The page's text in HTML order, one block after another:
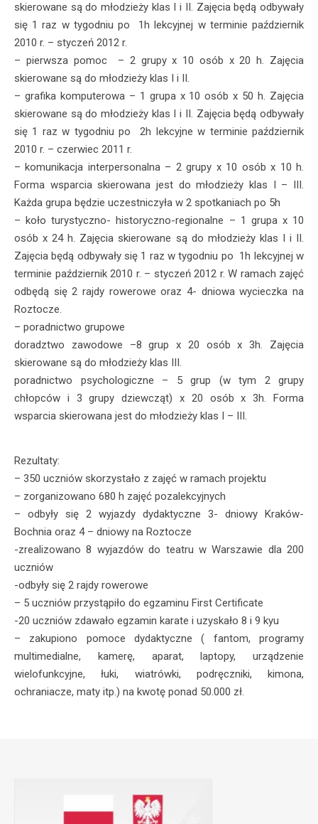
skierowane są do młodzieży klas I i II. Zajęcia będą odbywały
się 1 raz w tygodniu po 1h lekcyjnej w terminie październik
2010 r. – styczeń 2012 r.
– pierwsza pomoc – 2 grupy x 10 osób x 20 h. Zajęcia
skierowane są do młodzieży klas I i II.
– grafika komputerowa – 1 grupa x 10 osób x 50 h. Zajęcia
skierowane są do młodzieży klas I i II. Zajęcia będą odbywały
się 1 raz w tygodniu po 2h lekcyjne w terminie październik
2010 r. – czerwiec 2011 r.
– komunikacja interpersonalna – 2 grupy x 10 osób x 10 h.
Forma wsparcia skierowana jest do młodzieży klas I – III.
Każda grupa będzie uczestniczyła w 2 spotkaniach po 5h
– koło turystyczno- historyczno-regionalne – 1 grupa x 10
osób x 24 h. Zajęcia skierowane są do młodzieży klas I i II.
Zajęcia będą odbywały się 1 raz w tygodniu po 1h lekcyjnej w
terminie październik 2010 r. – styczeń 2012 r. W ramach zajęć
odbędą się 2 rajdy rowerowe oraz 4- dniowa wycieczka na
Roztocze.
– poradnictwo grupowe
doradztwo zawodowe –8 grup x 20 osób x 3h. Zajęcia
skierowane są do młodzieży klas III.
poradnictwo psychologiczne – 5 grup (w tym 2 grupy
chłopców i 3 grupy dziewcząt) x 20 osób x 3h. Forma
wsparcia skierowana jest do młodzieży klas I – III.
Rezultaty:
– 350 uczniów skorzystało z zajęć w ramach projektu
– zorganizowano 680 h zajęć pozalekcyjnych
– odbyły się 2 wyjazdy dydaktyczne 3- dniowy Kraków-
Bochnia oraz 4 – dniowy na Roztocze
-zrealizowano 8 wyjazdów do teatru w Warszawie dla 200
uczniów
-odbyły się 2 rajdy rowerowe
– 5 uczniów przystąpiło do egzaminu First Certificate
-20 uczniów zdawało egzamin karate i uzyskało 8 i 9 kyu
– zakupiono pomoce dydaktyczne ( fantom, programy
multimedialne, kamerę, aparat, laptopy, urządzenie
wielofunkcyjne, łuki, wiatrówki, podręczniki, kimona,
ochraniacze, maty itp.) na kwotę ponad 50.000 zł.